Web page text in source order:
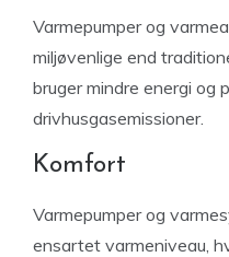
Varmepumper og
miljøvenlige end
bruger mindre energi og
drivhusgasemissioner.
Komfort
Varmepumper og
ensartet varmeniveau,